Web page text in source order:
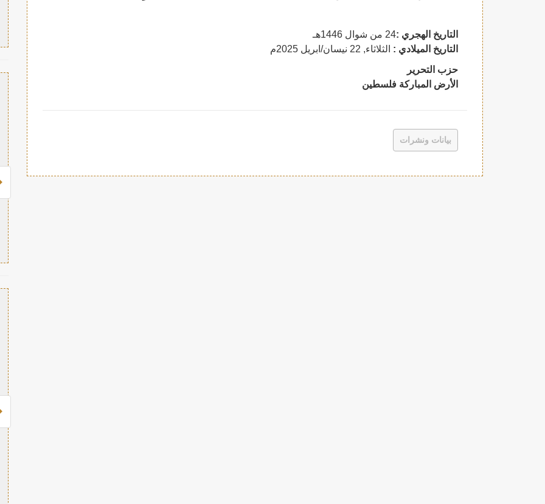
التاريخ الهجري :24 من شوال 1446هـ
التاريخ الميلادي : الثلاثاء, 22 نيسان/ابريل 2025
م
حزب التحرير
الأرض المباركة فلسطين
بيانات ونشرات